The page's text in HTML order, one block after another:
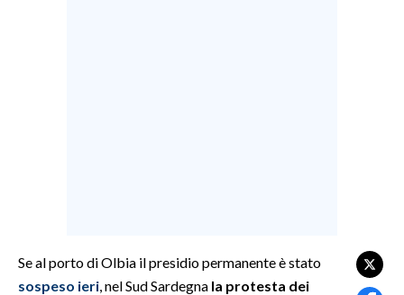
SALUTE
Se al porto di Olbia il presidio permanente è stato
sospeso ieri , nel Sud Sardegna la protesta dei